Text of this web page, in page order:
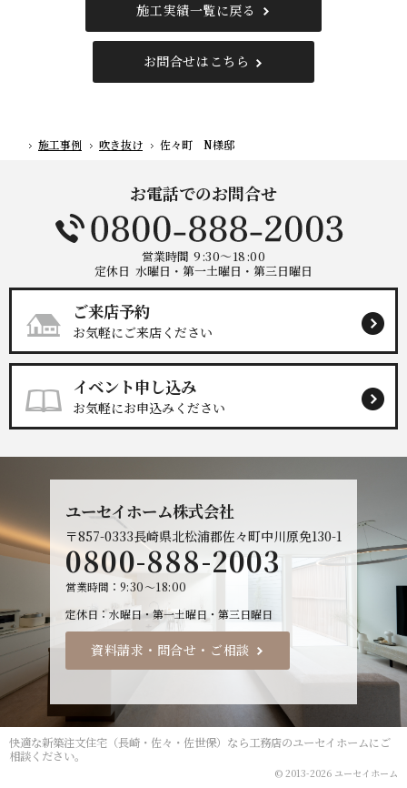
施工実績一覧に戻る
お問合せはこちら
ホーム
施工事例 吹き抜け 佐々町 N様邸
お電話でのお問合せ
営業時間 9:30～18:00
定休日 水曜日・第一土曜日・第三日曜日
ご来店予約
お気軽にご来店ください
イベント申し込み
お気軽にお申込みください
ユーセイホーム株式会社
〒857-0333長崎県北松浦郡佐々町中川原免130-1
0800-888-2003
営業時間
9:30～18:00
定休日
水曜日・第一土曜日・第三日曜日
資料請求・問合せ・ご相談
© 2013-2026 ユーセイホーム
快適な新築注文住宅（長崎・佐々・佐世保）なら工務店のユーセイホームにご
相談ください。